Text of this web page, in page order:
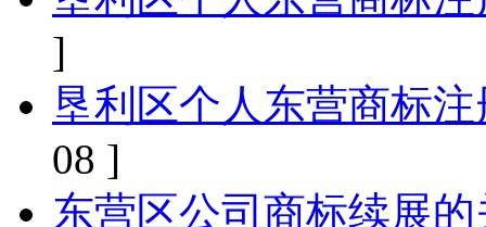
]
垦利区个人东营商标
08 ]
东营区公司商标续展